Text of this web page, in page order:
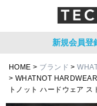
新規会員登
HOME ブランド
WHATNOT
トノット ハードウェア ス